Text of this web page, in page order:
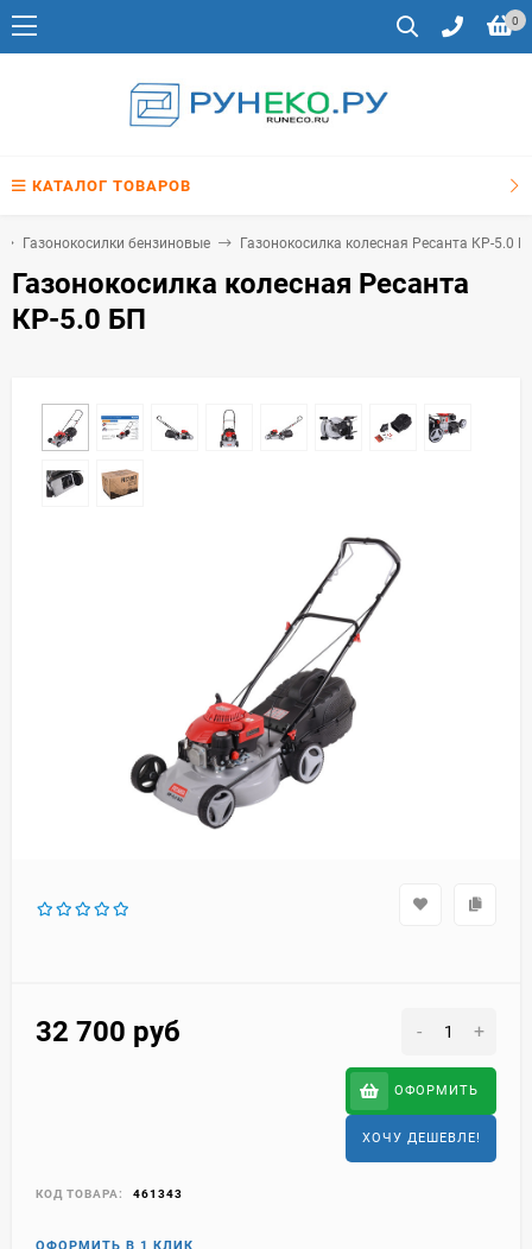
0
КАТАЛОГ ТОВАРОВ
Газонокосилки бензиновые Газонокосилка колесная Ресанта КР-5.0
Газонокосилка колесная Ресанта
КР-5.0 БП
32 700 руб - +
ОФОРМИТЬ
ХОЧУ ДЕШЕВЛЕ!
КОД ТОВАРА: 461343